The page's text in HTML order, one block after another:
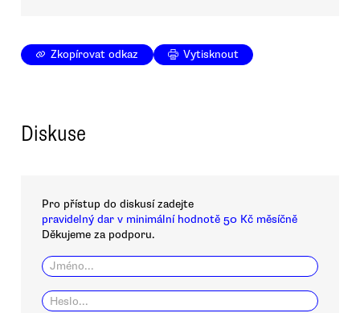
Zkopírovat odkaz Vytisknout
Diskuse
Pro přístup do diskusí zadejte
pravidelný dar v minimální hodnotě 50 Kč měsíčně
Děkujeme za podporu.